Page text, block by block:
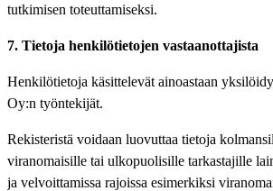
tutkimisen toteuttamiseksi.
7. Tietoja henkilötietojen vastaanottajista
Henkilötietoja käsittelevät ainoastaan
Oy:n työntekijät.
Rekisteristä voidaan luovuttaa tietoja
viranomaisille tai ulkopuolisille tarkastajille
ja velvoittamissa rajoissa esimerkiksi